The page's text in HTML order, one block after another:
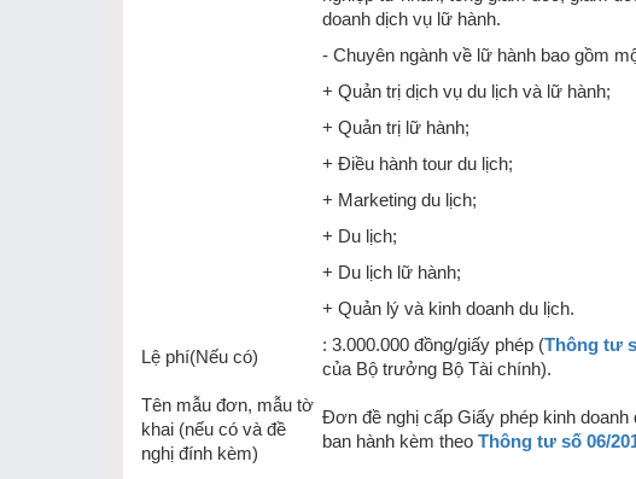
doanh dịch vụ lữ hành.
- Chuyên ngành về lữ hành bao gồm
+ Quản trị dịch vụ du lịch và lữ hành;
+ Quản trị lữ hành;
+ Điều hành tour du lịch;
+ Marketing du lịch;
+ Du lịch;
+ Du lịch lữ hành;
+ Quản lý và kinh doanh du lịch.
Lệ phí(Nếu có)
: 3.000.000 đồng/giấy phép (Thông tư
của Bộ trưởng Bộ Tài chính).
Tên mẫu đơn, mẫu tờ
khai (nếu có và đề
nghị đính kèm)
Đơn đề nghị cấp Giấy phép kinh doanh
ban hành kèm theo Thông tư số 06/